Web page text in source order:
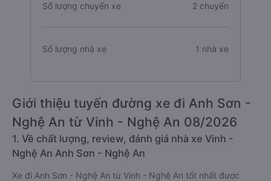
Số lượng chuyến xe 2 chuyến
Số lượng nhà xe 1 nhà xe
Giới thiệu tuyến đường xe đi Anh Sơn -
Nghệ An từ Vinh - Nghệ An 08/2026
1. Về chất lượng, review, đánh giá nhà xe Vinh -
Nghệ An Anh Sơn - Nghệ An
Xe đi Anh Sơn - Nghệ An từ Vinh - Nghệ An tốt nhất được